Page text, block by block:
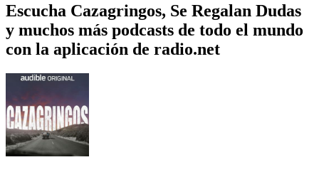
Escucha Cazagringos, Se Regalan Dudas
y muchos más podcasts de todo el mundo
con la aplicación de radio.net